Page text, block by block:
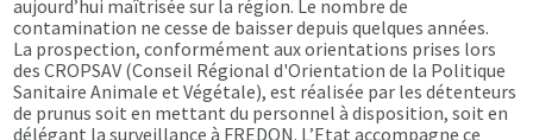
aujourd’hui maîtrisée sur la région. Le nombre de
contamination ne cesse de baisser depuis quelques années.
La prospection, conformément aux orientations prises lors
des CROPSAV (Conseil Régional d'Orientation de la Politique
Sanitaire Animale et Végétale), est réalisée par les détenteurs
de prunus soit en mettant du personnel à disposition, soit en
délégant la surveillance à FREDON. L’Etat accompagne ce